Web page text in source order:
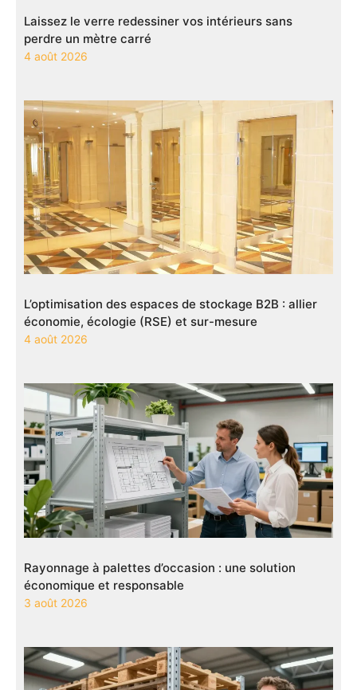
Laissez le verre redessiner vos intérieurs sans
perdre un mètre carré
4 août 2026
L’optimisation des espaces de stockage B2B : allier
économie, écologie (RSE) et sur-mesure
4 août 2026
Rayonnage à palettes d’occasion : une solution
économique et responsable
3 août 2026